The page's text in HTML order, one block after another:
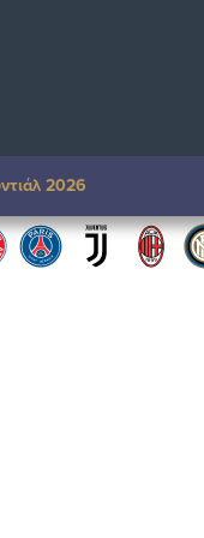
2026